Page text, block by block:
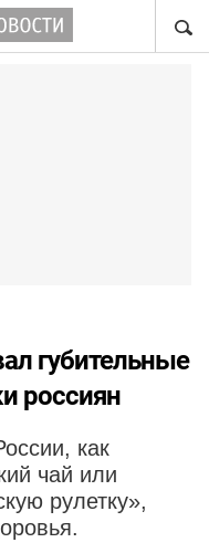
губительные
россиян
как
чай или
рулетку»,